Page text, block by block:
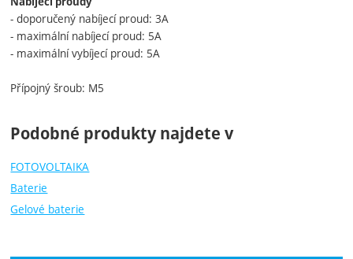
- doporučený nabíjecí proud: 3A
- maximální nabíjecí proud: 5A
- maximální vybíjecí proud: 5A
Přípojný šroub: M5
Podobné produkty najdete v
FOTOVOLTAIKA
Baterie
Gelové baterie